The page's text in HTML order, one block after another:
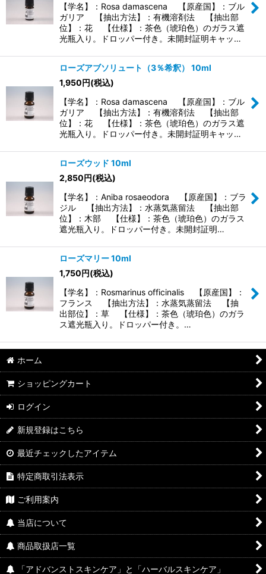
【学名】：Rosa damascena 【原産国】：ブル
ガリア 【抽出方法】：有機溶剤法 【抽出部
位】：花 【仕様】：茶色（琥珀色）のガラス遮
光瓶入り。ドロッパー付き。未開封証明キャッ…
ローズアブソリュート（3％希釈） 10ml
1,950円(税込)
【学名】：Rosa damascena 【原産国】：ブル
ガリア 【抽出方法】：有機溶剤法 【抽出部
位】：花 【仕様】：茶色（琥珀色）のガラス遮
光瓶入り。ドロッパー付き。未開封証明キャッ…
ローズウッド 10ml
2,850円(税込)
【学名】：Aniba rosaeodora 【原産国】：ブラ
ジル 【抽出方法】：水蒸気蒸留法 【抽出部
位】：木部 【仕様】：茶色（琥珀色）のガラス
遮光瓶入り。ドロッパー付き。未開封証明…
ローズマリー 10ml
1,750円(税込)
【学名】：Rosmarinus officinalis 【原産国】：
フランス 【抽出方法】：水蒸気蒸留法 【抽
出部位】：草 【仕様】：茶色（琥珀色）のガラ
ス遮光瓶入り。ドロッパー付き。…
ホーム
ショッピングカート
ログイン
新規登録はこちら
最近チェックしたアイテム
特定商取引法表示
ご利用案内
当店について
商品取扱店一覧
「アドバンストスキンケア」と「ハーバルスキンケア」